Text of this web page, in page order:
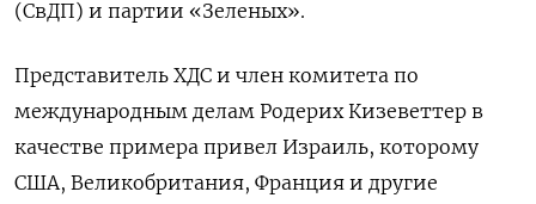
(СвДП) и партии «Зеленых».
Представитель ХДС и член комитета по
международным делам Родерих Кизеветтер в
качестве примера привел Израиль, которому
США, Великобритания, Франция и другие